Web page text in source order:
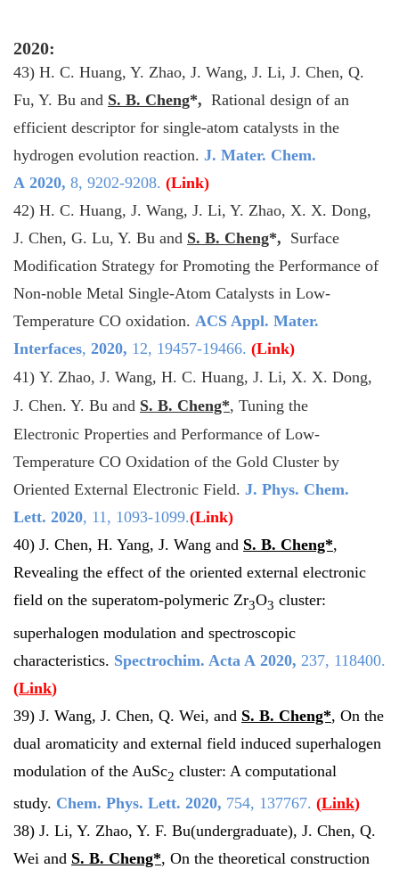
2020:
43) H. C. Huang, Y. Zhao, J. Wang, J. Li, J. Chen, Q.
Fu, Y. Bu and S. B. Cheng*, Rational design of an
efficient descriptor for single-atom catalysts in the
hydrogen evolution reaction. J. Mater. Chem.
A 2020, 8, 9202-9208. (Link)
42) H. C. Huang, J. Wang, J. Li, Y. Zhao, X. X. Dong,
J. Chen, G. Lu, Y. Bu and S. B. Cheng*, Surface
Modification Strategy for Promoting the Performance of
Non-noble Metal Single-Atom Catalysts in Low-
Temperature CO oxidation. ACS Appl. Mater.
Interfaces, 2020, 12, 19457-19466. (Link)
41) Y. Zhao, J. Wang, H. C. Huang, J. Li, X. X. Dong,
J. Chen. Y. Bu and S. B. Cheng*, Tuning the
Electronic Properties and Performance of Low-
Temperature CO Oxidation of the Gold Cluster by
Oriented External Electronic Field. J. Phys. Chem.
Lett. 2020, 11, 1093-1099.(Link)
40) J. Chen, H. Yang, J. Wang and S. B. Cheng*,
Revealing the effect of the oriented external electronic
field on the superatom-polymeric Zr3O3 cluster:
superhalogen modulation and spectroscopic
characteristics. Spectrochim. Acta A 2020, 237, 118400.
(Link)
39) J. Wang, J. Chen, Q. Wei, and S. B. Cheng*, On the
dual aromaticity and external field induced superhalogen
modulation of the AuSc2 cluster: A computational
study. Chem. Phys. Lett. 2020, 754, 137767. (Link)
38) J. Li, Y. Zhao, Y. F. Bu(undergraduate), J. Chen, Q.
Wei and S. B. Cheng*, On the theoretical construction